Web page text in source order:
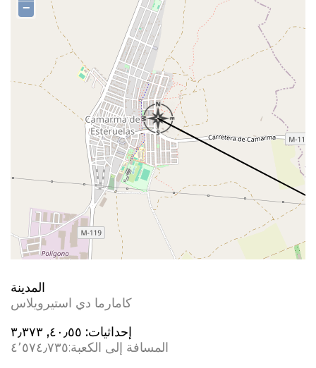
−
المدينة
كامارما دي استيرويلاس
إحداثيات: ٤٠٫٥٥, ؜٣٫٣٧٣
المسافة إلى الكعبة:٤٬٥٧٤٫٧٣٥